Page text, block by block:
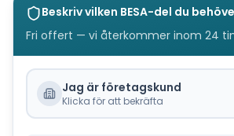
Beskriv vilken BESA-del du
Fri offert — vi återkommer inom 24
Jag är företagskund
Klicka för att bekräfta